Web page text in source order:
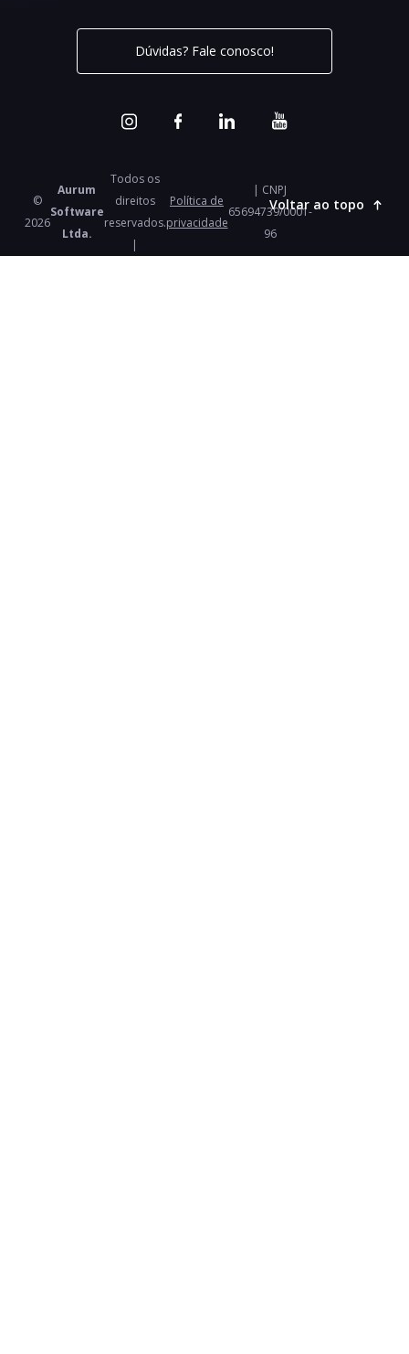
Dúvidas? Fale conosco!
©
2026
Aurum
Software
Ltda.
Todos os
direitos
reservados.
|
Política de
privacidade
| CNPJ
65694739/0001-
96
Voltar ao topo